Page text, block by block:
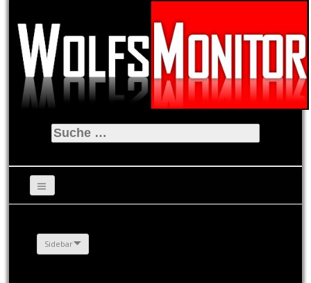
Suche
nach:
Sidebar